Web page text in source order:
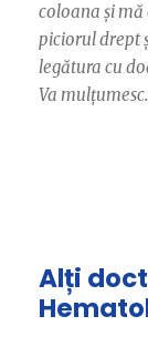
coloana și mă
piciorul drept
legătura cu
Va mulțumesc.
Alți